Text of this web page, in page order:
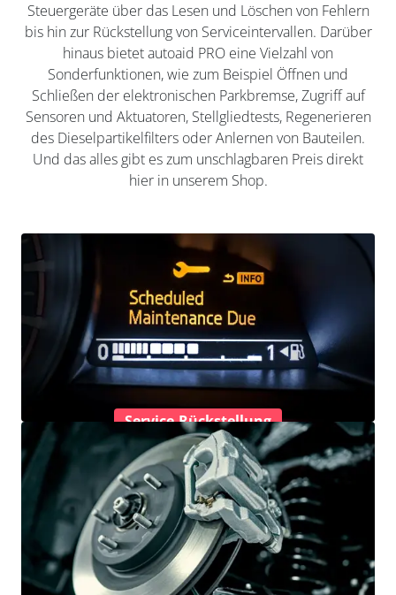
Steuergeräte über das Lesen und Löschen von Fehlern
bis hin zur Rückstellung von Serviceintervallen. Darüber
hinaus bietet autoaid PRO eine Vielzahl von
Sonderfunktionen, wie zum Beispiel Öffnen und
Schließen der elektronischen Parkbremse, Zugriff auf
Sensoren und Aktuatoren, Stellgliedtests, Regenerieren
des Dieselpartikelfilters oder Anlernen von Bauteilen.
Und das alles gibt es zum unschlagbaren Preis direkt
hier in unserem Shop.
Service-Rückstellung